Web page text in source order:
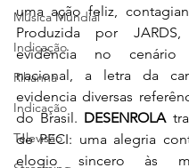
Música Mundial
Indicação
Rihanna
Indicação
Televisão
uma ação feliz,
Produzida por
evidência no cenário
nacional, a letra da
evidencia diversas
do Brasil. DESENROLA
de PECI: uma alegria
elogio sincero às